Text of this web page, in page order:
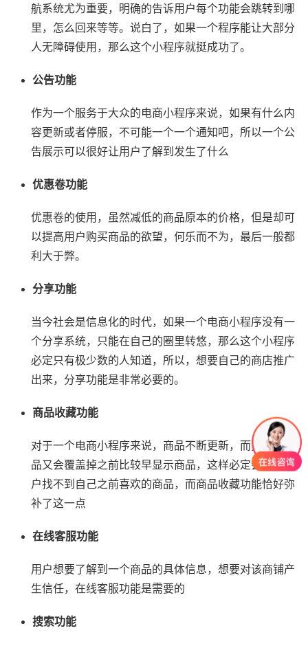
航系统尤为重要，明确的告诉用户每个功能会跳转到哪
里，怎么回来等等。说白了，如果一个程序能让大部分
人无障碍使用，那么这个小程序就挺成功了。
公告功能
作为一个服务于大众的电商小程序来说，如果有什么内
容更新或者停服，不可能一个一个通知吧，所以一个公
告展示可以很好让用户了解到发生了什么
优惠卷功能
优惠卷的使用，虽然减低的商品原本的价格，但是却可
以提高用户购买商品的欲望，何乐而不为，最后一般都
利大于弊。
分享功能
当今社会是信息化的时代，如果一个电商小程序没有一
个分享系统，只能在自己的圈里转悠，那么这个小程序
必定只有极少数的人知道，所以，想要自己的商店推广
出来，分享功能是非常必要的。
商品收藏功能
对于一个电商小程序来说，商品不断更新，而更新的商
品又会覆盖掉之前比较早显示商品，这样必定会发生用
户找不到自己之前喜欢的商品，而商品收藏功能恰好弥
补了这一点
在线客服功能
用户想要了解到一个商品的具体信息，想要对该商铺产
生信任，在线客服功能是需要的
搜索功能